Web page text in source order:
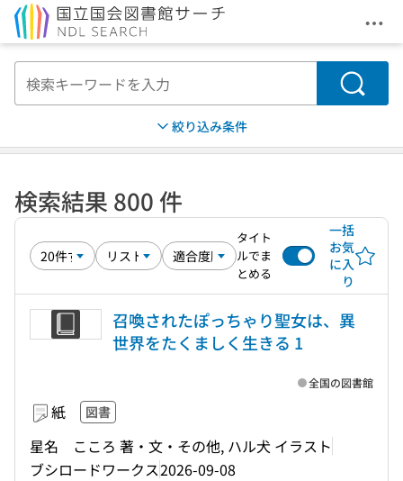
メ
検索
絞り込み条件
検索結果 800 件
タイト
ルでま
とめる
一括
お気
に入
り
召喚されたぽっちゃり聖女は、異
世界をたくましく生きる 1
紙 図書
星名 こころ 著・文・その他, ハル犬 イラスト
ブシロードワークス2026-09-08
全国の図書館